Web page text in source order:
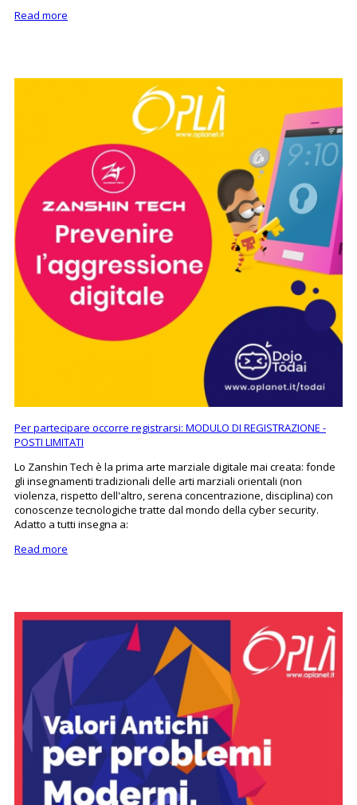
Read more
Per partecipare occorre registrarsi: MODULO DI REGISTRAZIONE -
POSTI LIMITATI
Lo Zanshin Tech è la prima arte marziale digitale mai creata: fonde
gli insegnamenti tradizionali delle arti marziali orientali (non
violenza, rispetto dell'altro, serena concentrazione, disciplina) con
conoscenze tecnologiche tratte dal mondo della cyber security.
Adatto a tutti insegna a:
Read more